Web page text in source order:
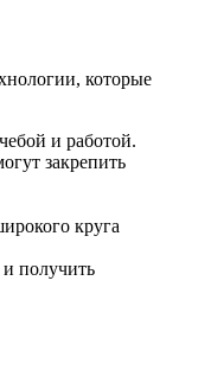
которые
и работой.
закрепить
круга
и получить